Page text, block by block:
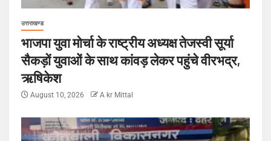
उत्तराखण्ड
भाजपा युवा मोर्चा के राष्ट्रीय अध्यक्ष तेजस्वी सूर्या
सैकड़ों युवाओं के साथ कांवड़ लेकर पहुंचे वीरभद्र,
ऋषिकेश
August 10, 2026 A kr Mittal